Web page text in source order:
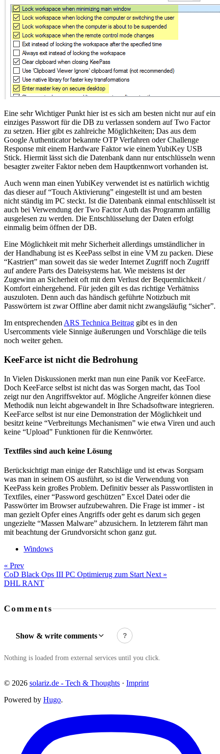
Eine sehr Wichtiger Punkt hier ist es sich am besten nicht nur auf ein
einziges Passwort für die DB zu verlassen sondern auf Two Factor
zu setzen. Hier gibt es zahlreiche Möglichkeiten; Das aus dem
Google Authenticator bekannte OTP Verfahren oder Challenge
Response mit einem Hardware Faktor wie einem YubiKey USB
Stick. Hiermit lässt sich die Datenbank dann nur entschlüsseln wenn
besagter zweiter Faktor neben dem Hauptkennwort vorhanden ist.
Auch wenn man einen YubiKey verwendet ist es natürlich wichtig
das dieser auf “Touch Aktivierung” eingestellt ist und am besten
nicht ständig im PC steckt. Ist die Datenbank einmal entschlüsselt ist
auch bei Verwendung der Two Factor Auth das Programm anfällig
ausgelesen zu werden. Die Entschlüsselung der Daten erfolgt
einmalig beim öffnen der DB.
Eine Möglichkeit mit mehr Sicherheit allerdings umständlicher in
der Handhabung ist es KeePass selbst in eine VM zu packen. Diese
“Kastriert” man soweit das sie weder Internet Zugriff noch Zugriff
auf andere Parts des Dateisystems hat. Wie meistens ist der
Zugewinn an Sicherheit oft mit dem Verlust der Bequemlichkeit /
Komfort einhergehend. Für jeden gilt es das richtige Verhätniss
auszuloten. Denn auch das händisch geführte Notizbuch mit
Passwörtern ist zwar Offline aber damit nicht zwangsläufig “sicher”.
Im entsprechenden ARS Technica Beitrag gibt es in den
Usercomments viele Sinnige äußerungen und Vorschläge die teils
noch weiter gehen.
KeeFarce ist nicht die Bedrohung
In Vielen Diskussionen merkt man nun eine Panik vor KeeFarce.
Doch KeeFarce selbst ist nicht das was Sorgen macht, das Tool
zeigt nur den Angriffsvektor auf. Mögliche Angreifer können diese
Methodik nun leicht abgewandelt in Ihre Schadsoftware integrieren.
KeeFarce selbst ist nur eine Demonstration der Möglichkeit und
besitzt keine “Verbreitungs Mechanismen” wie etwa Viren und auch
keine “Upload” Funktionen für die Kennwörter.
Textfiles sind auch keine Lösung
Berücksichtigt man einige der Ratschläge und ist etwas Sorgsam
was man in seinem OS ausführt, so ist die Verwendung von
KeePass kein großes Problem. Definitiv besser als Passwortlisten in
Textfiles, einer “Password geschützen” Excel Datei oder die
Passwörter im Browser aufzubewahren. Die Frage ist immer - ist
man gezielt Opfer eines Angriffs oder geht es darum sich gegen
ungezielte “Massen Malware” abzusichern. In letzterem fährt man
mit beachtung der Grundvorsicht schon ganz gut.
Windows
« Prev
CoD Black Ops III PC Optimierug zum Start Next »
DHL RANT
Comments
Show & write comments ?
Nothing is loaded from external services until you click.
© 2026 solariz.de - Tech & Thoughts · Imprint
Powered by Hugo.